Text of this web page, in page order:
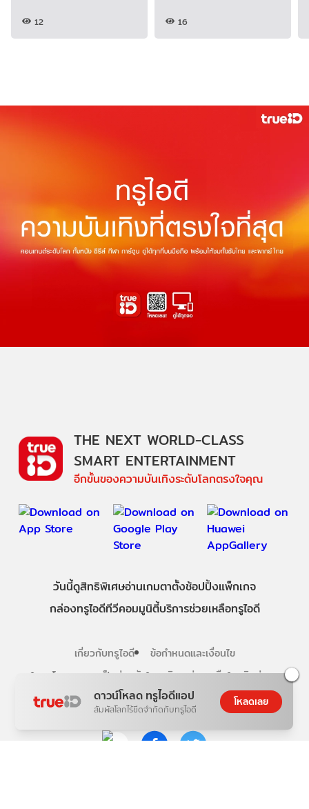
12 16
ดาวน์โหลด ทรูไอดีแอป
สัมผัสโลกไร้ขีดจำกัดกับทรูไอดี
โหลดเลย
Follow us
THE NEXT WORLD-CLASS
SMART ENTERTAINMENT
อีกขั้นของความบันเทิงระดับโลกตรงใจคุณ
วันนี้ดูสิทธิพิเศษอ่านเกมตาตั้งช้อปปิ้งแพ็กเกจ
กล่องทรูไอดีทีวีคอมมูนิตี้บริการช่วยเหลือทรูไอดี
เกี่ยวกับทรูไอดี
ข้อกำหนดและเงื่อนไข
นโยบายความเป็นส่วนตัว
บริการช่วยเหลือ ติดต่อเรา